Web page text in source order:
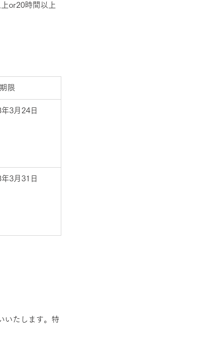
or20時間以上
限
3月24日
3月31日
いたします。特